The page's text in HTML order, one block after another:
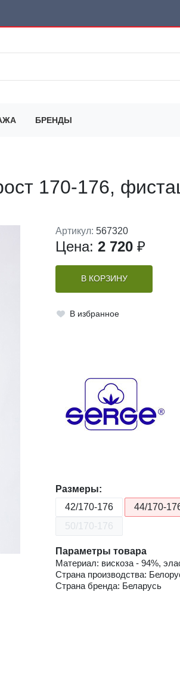
БРЕНДЫ
170-176,
Артикул: 567320
Цена: 2 720 ₽
В КОРЗИНУ
В избранное
Размеры:
42/170-176
44/170-
50/170-176
Параметры товара
Материал: вискоза - 94%,
Страна производства:
Страна бренда: Беларусь